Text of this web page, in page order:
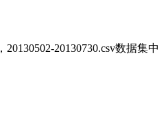
，20130502-20130730.csv数据集中